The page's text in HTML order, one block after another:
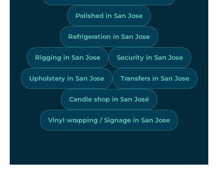
Polished in San Jose
Refrigeration in San Jose
Rigging in San Jose Security in San Jose
Upholstery in San Jose Transfers in San Jose
Candle shop in San José
Vinyl wrapping / Signage in San Jose